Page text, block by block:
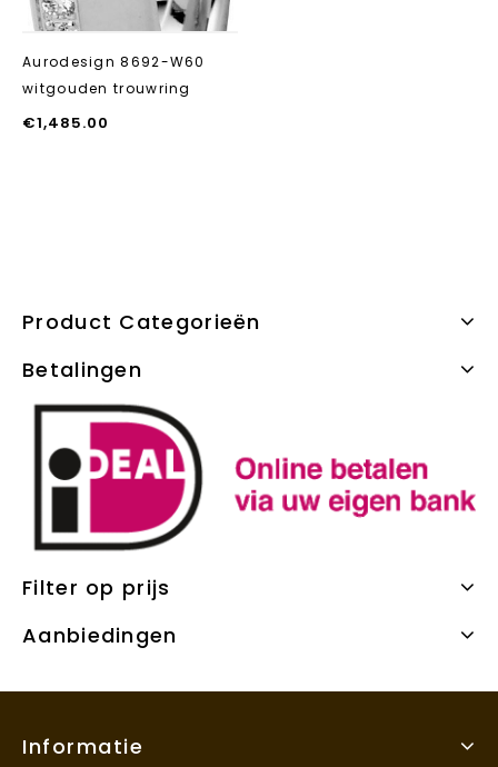
Aurodesign 8692-W60
witgouden trouwring
€1,485.00
Product Categorieën
Betalingen
Filter op prijs
Aanbiedingen
Informatie